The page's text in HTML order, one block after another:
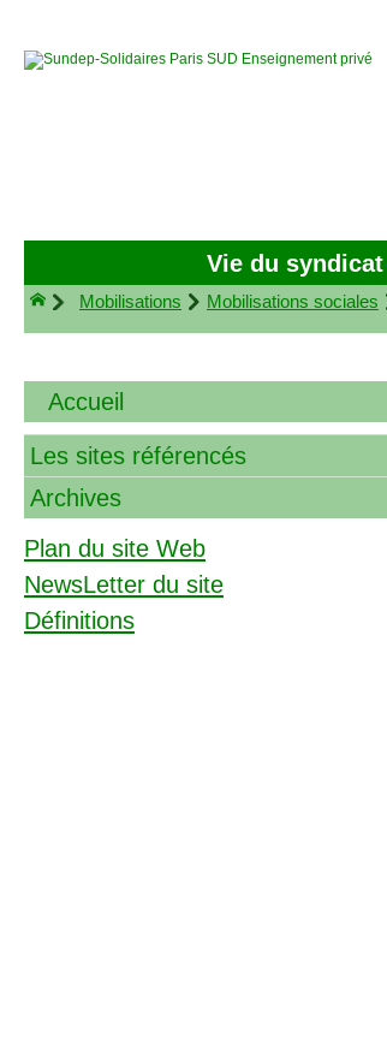
Vie du syndicat
Mobilisations Mobilisations sociales
Accueil
Les sites référencés
Archives
Plan du site Web
NewsLetter du site
Définitions